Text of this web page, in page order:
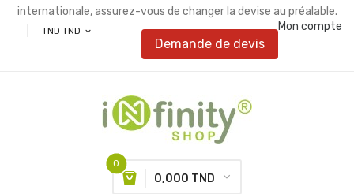
internationale, assurez-vous de changer la devise au préalable.
TND TND expand_more Mon compte
Demande de devis
0
0,000 TND